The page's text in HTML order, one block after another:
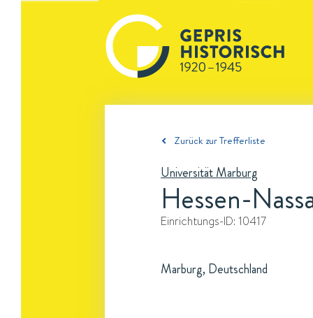
Zurück zur Trefferliste
Universität Marburg
Hessen-
Einrichtungs-ID: 10417
Marburg, Deutschland